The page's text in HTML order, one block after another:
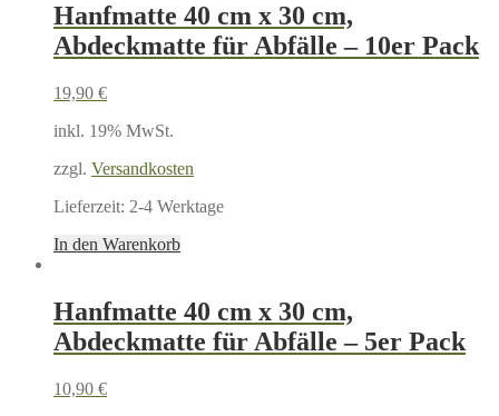
Hanfmatte 40 cm x 30 cm,
Abdeckmatte für Abfälle – 10er Pack
19,90 €
inkl. 19% MwSt.
zzgl. Versandkosten
Lieferzeit: 2-4 Werktage
In den Warenkorb
Hanfmatte 40 cm x 30 cm,
Abdeckmatte für Abfälle – 5er Pack
10,90 €